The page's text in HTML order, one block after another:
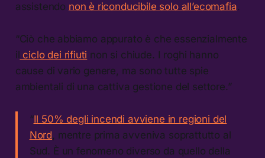
assistendo non è riconducibile solo all’ecomafia.
“Ciò che abbiamo appurato è che essenzialmente
il ciclo dei rifiuti non si chiude. I roghi hanno
cause di vario genere, ma sono tutte spie
ambientali di una cattiva gestione del settore.”
“Il 50% degli incendi avviene in regioni del
Nord, mentre prima avveniva soprattutto al
Sud. È un fenomeno diverso da quello della